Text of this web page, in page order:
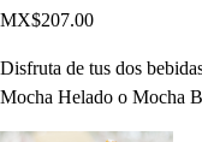
MX$207.00
Disfruta de tus dos
Mocha Helado o Mocha